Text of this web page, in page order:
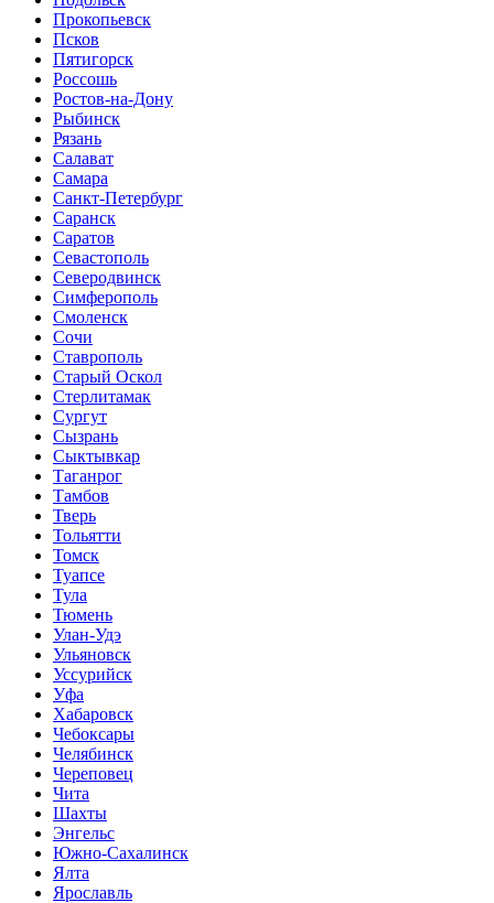
Прокопьевск
Псков
Пятигорск
Россошь
Ростов-на-Дону
Рыбинск
Рязань
Салават
Самара
Санкт-Петербург
Саранск
Саратов
Севастополь
Северодвинск
Симферополь
Смоленск
Сочи
Ставрополь
Старый Оскол
Стерлитамак
Сургут
Сызрань
Сыктывкар
Таганрог
Тамбов
Тверь
Тольятти
Томск
Туапсе
Тула
Тюмень
Улан-Удэ
Ульяновск
Уссурийск
Уфа
Хабаровск
Чебоксары
Челябинск
Череповец
Чита
Шахты
Энгельс
Южно-Сахалинск
Ялта
Ярославль